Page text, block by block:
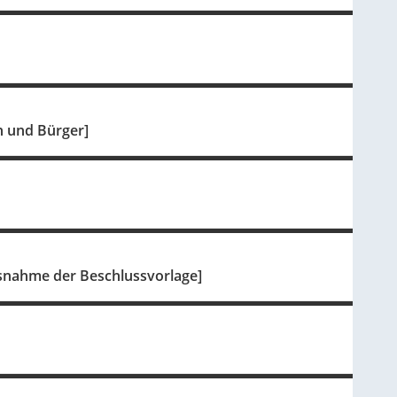
und Bürger]
der Beschlussvorlage]